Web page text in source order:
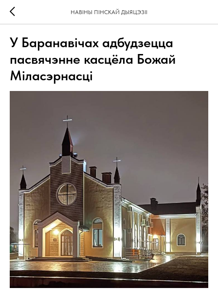
НАВІНЫ ПІНСКАЙ ДЫЯЦЭЗІІ
У Баранавічах адбудзецца
пасвячэнне касцёла Божай
Міласэрнасці